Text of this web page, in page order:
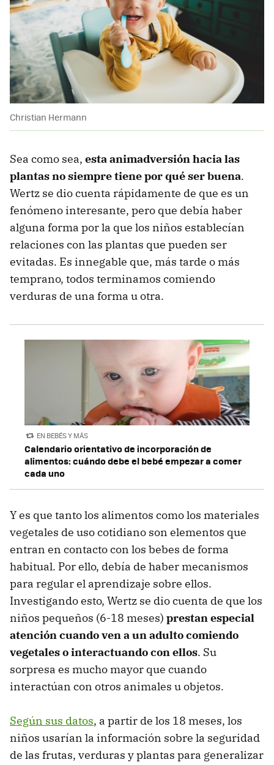
Christian Hermann
Sea como sea, esta animadversión hacia las
plantas no siempre tiene por qué ser buena.
Wertz se dio cuenta rápidamente de que es un
fenómeno interesante, pero que debía haber
alguna forma por la que los niños establecían
relaciones con las plantas que pueden ser
evitadas. Es innegable que, más tarde o más
temprano, todos terminamos comiendo
verduras de una forma u otra.
EN BEBÉS Y MÁS
Calendario orientativo de incorporación de
alimentos: cuándo debe el bebé empezar a comer
cada uno
Y es que tanto los alimentos como los materiales
vegetales de uso cotidiano son elementos que
entran en contacto con los bebes de forma
habitual. Por ello, debía de haber mecanismos
para regular el aprendizaje sobre ellos.
Investigando esto, Wertz se dio cuenta de que los
niños pequeños (6-18 meses) prestan especial
atención cuando ven a un adulto comiendo
vegetales o interactuando con ellos. Su
sorpresa es mucho mayor que cuando
interactúan con otros animales u objetos.
Según sus datos, a partir de los 18 meses, los
niños usarían la información sobre la seguridad
de las frutas, verduras y plantas para generalizar